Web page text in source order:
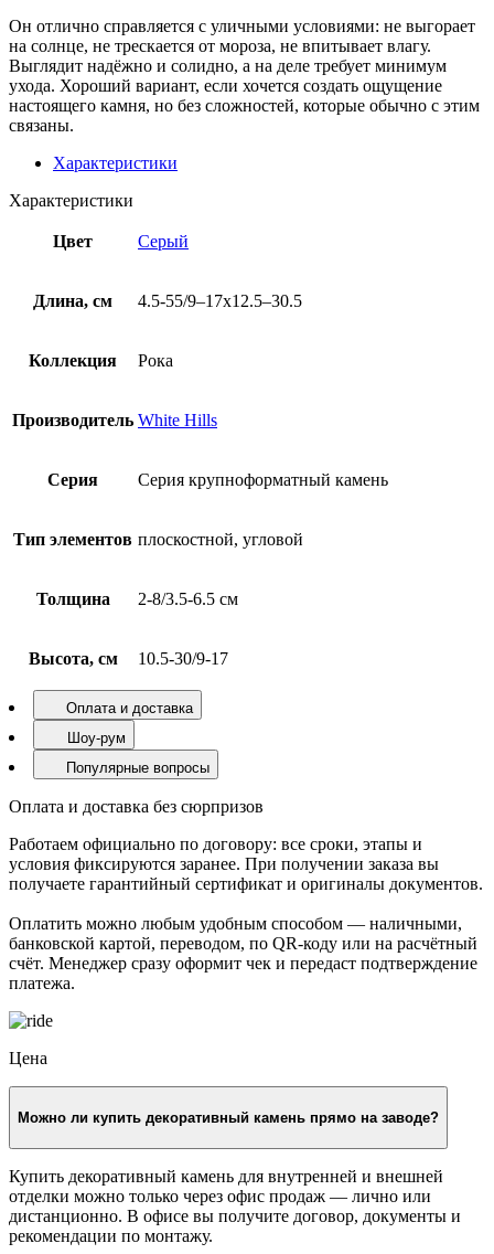
Он отлично справляется с уличными условиями: не выгорает
на солнце, не трескается от мороза, не впитывает влагу.
Выглядит надёжно и солидно, а на деле требует минимум
ухода. Хороший вариант, если хочется создать ощущение
настоящего камня, но без сложностей, которые обычно с этим
связаны.
Характеристики
Характеристики
Цвет Серый
Длина, см 4.5-55/9–17х12.5–30.5
Коллекция Рока
Производитель White Hills
Серия Серия крупноформатный камень
Тип элементов плоскостной, угловой
Толщина 2-8/3.5-6.5 см
Высота, см 10.5-30/9-17
Оплата и доставка
Шоу-рум
Популярные вопросы
Оплата и доставка без сюрпризов
Работаем официально по договору: все сроки, этапы и
условия фиксируются заранее. При получении заказа вы
получаете гарантийный сертификат и оригиналы документов.
Оплатить можно любым удобным способом — наличными,
банковской картой, переводом, по QR-коду или на расчётный
счёт. Менеджер сразу оформит чек и передаст подтверждение
платежа.
Цена
Можно ли купить декоративный камень прямо на заводе?
Купить декоративный камень для внутренней и внешней
отделки можно только через офис продаж — лично или
дистанционно. В офисе вы получите договор, документы и
рекомендации по монтажу.